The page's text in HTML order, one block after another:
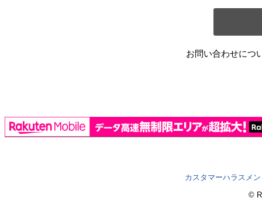
お問い合わせにつ
カスタマーハラスメ
©